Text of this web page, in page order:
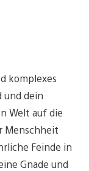
komplexes
und dein
Welt auf die
Menschheit
Feinde in
Gnade und